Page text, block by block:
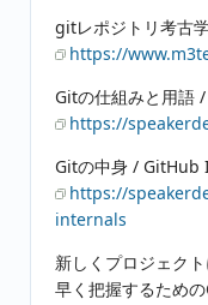
gitレポジトリ考古
https://
Gitの仕組みと用語
https://
Gitの中身 / GitHub
https://
internals
新しくプロジェク
早く把握するため